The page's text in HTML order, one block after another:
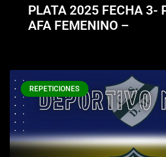
PLATA 2025 FECHA 3-
AFA FEMENINO –
REPETICIONES